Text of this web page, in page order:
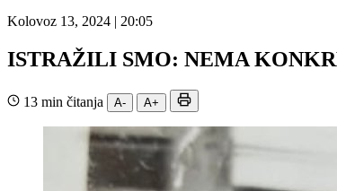
Kolovoz 13, 2024 | 20:05
ISTRAŽILI SMO: NEMA
13 min čitanja A- A+